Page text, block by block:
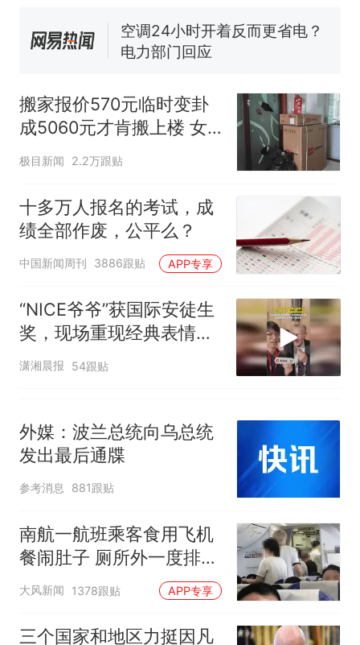
空调24小时开着反而更省电？
电力部门回应
试前13名均遭淘汰？教育局：
已叫停招聘，成立调查组全面
核查
“不建议大家买深色蛋糕”上热
搜，网友：天塌了！
那个在床头放菜刀的女孩，
人生
搬家报价570元临时变卦
成5060元才肯搬上楼 女
子傻眼
极目新闻 2.2万跟贴
十多万人报名的考试，成
绩全部作废，公平么？
中国新闻周刊 3886跟贴 APP专享
“NICE爷爷”获国际安徒生
奖，现场重现经典表情
包，向中国粉丝问好
潇湘晨报 54跟贴
外媒：波兰总统向乌总统
发出最后通牒
参考消息 881跟贴
南航一航班乘客食用飞机
餐闹肚子 厕所外一度排长
队
大风新闻 1378跟贴 APP专享
三个国家和地区力挺因凡